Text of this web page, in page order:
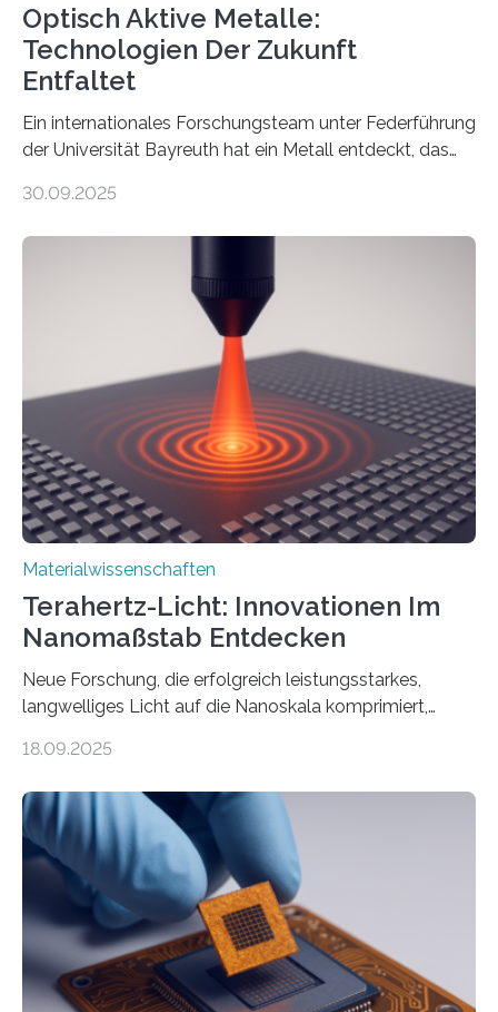
Optisch Aktive Metalle:
Technologien Der Zukunft
Entfaltet
Ein internationales Forschungsteam unter Federführung
der Universität Bayreuth hat ein Metall entdeckt, das
Dadurch ist es in der Lage, eine sogenannte zweite
Nichtmetallen vorkommt und insbesondere für
Sensorik und Elektrotechnik von Interesse ist. Über ihre
Erkenntnisse berichten die Forschenden im Journal of
the American Chemical Society. —What for?
Materialien, die gleichzeitig Strom leiten und Licht
beeinflussen können, sind für viele moderne
Technologien…
30.09.2025
Materialwissenschaften
Terahertz-Licht: Innovationen Im
Nanomaßstab Entdecken
Neue Forschung, die erfolgreich leistungsstarkes,
langwelliges Licht auf die Nanoskala komprimiert,
optoelektronischen Geräten ermöglichen, geleitet von
Forschung, die erfolgreich leistungsstarkes,
langwelliges Licht auf die Nanoskala komprimiert,
könnte Fortschritte in der Terahertz-Optik und bei
optoelektronischen Geräten ermöglichen, geleitet von
Vanderbilt und dem Fritz-Haber-Institut Josh Caldwell,
Professor für Maschinenbau und Direktor des
interdisziplinären Graduiertenprogramms für
Materialwissenschaften an der Vanderbilt University,
18.09.2025